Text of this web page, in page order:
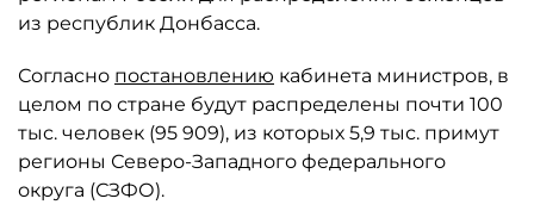
из республик Донбасса.
Согласно постановлению кабинета министров, в
целом по стране будут распределены почти 100
тыс. человек (95 909), из которых 5,9 тыс. примут
регионы Северо-Западного федерального
округа (СЗФО).